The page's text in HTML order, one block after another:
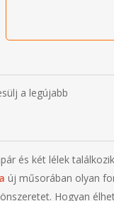
a legújabb
és két lélek
új műsorában olyan
Hogyan